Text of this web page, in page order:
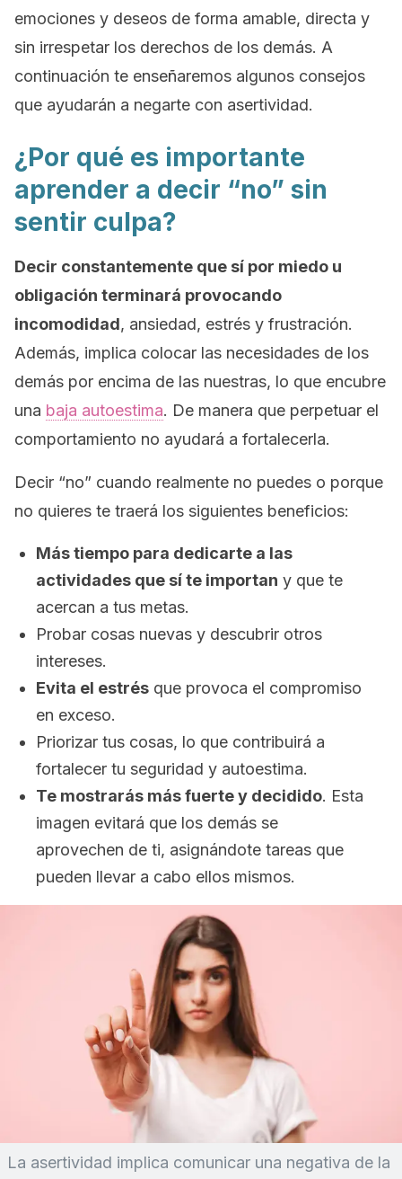
emociones y deseos de forma amable, directa y
sin irrespetar los derechos de los demás. A
continuación te enseñaremos algunos consejos
que ayudarán a negarte con asertividad.
¿Por qué es importante
aprender a decir “no” sin
sentir culpa?
Decir constantemente que sí por miedo u
obligación terminará provocando
incomodidad, ansiedad, estrés y frustración.
Además, implica colocar las necesidades de los
demás por encima de las nuestras, lo que encubre
una baja autoestima. De manera que perpetuar el
comportamiento no ayudará a fortalecerla.
Decir “no” cuando realmente no puedes o porque
no quieres te traerá los siguientes beneficios:
Más tiempo para dedicarte a las
actividades que sí te importan y que te
acercan a tus metas.
Probar cosas nuevas y descubrir otros
intereses.
Evita el estrés que provoca el compromiso
en exceso.
Priorizar tus cosas, lo que contribuirá a
fortalecer tu seguridad y autoestima.
Te mostrarás más fuerte y decidido. Esta
imagen evitará que los demás se
aprovechen de ti, asignándote tareas que
pueden llevar a cabo ellos mismos.
La asertividad implica comunicar una negativa de la